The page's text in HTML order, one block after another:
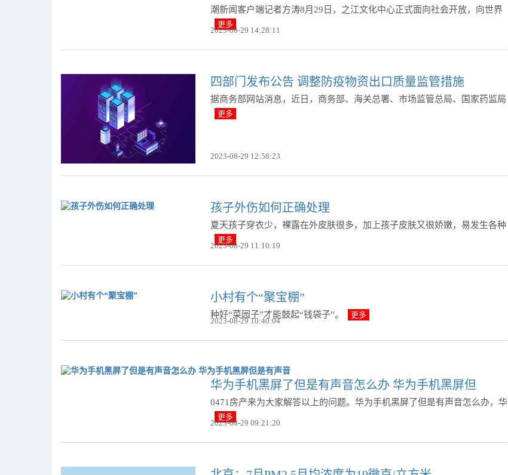
潮新闻客户端记者方涛8月29日，之江文化中心正式面向社会开放，向世界
更多
2023-08-29 14:28:11
四部门发布公告 调整防疫物资出口质量监管措施
据商务部网站消息，近日，商务部、海关总署、市场监管总局、国家药监局
更多
2023-08-29 12:58:23
孩子外伤如何正确处理
夏天孩子穿衣少，裸露在外皮肤很多，加上孩子皮肤又很娇嫩，易发生各种
更多
2023-08-29 11:10:19
小村有个“聚宝棚”
种好“菜园子”才能鼓起“钱袋子”。 更多
2023-08-29 10:40:04
华为手机黑屏了但是有声音怎么办 华为手机黑屏但
0471房产来为大家解答以上的问题。华为手机黑屏了但是有声音怎么办，华
更多
2023-08-29 09:21:20